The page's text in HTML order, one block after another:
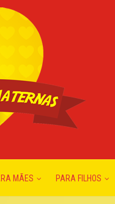
MÃES PARA FILHOS